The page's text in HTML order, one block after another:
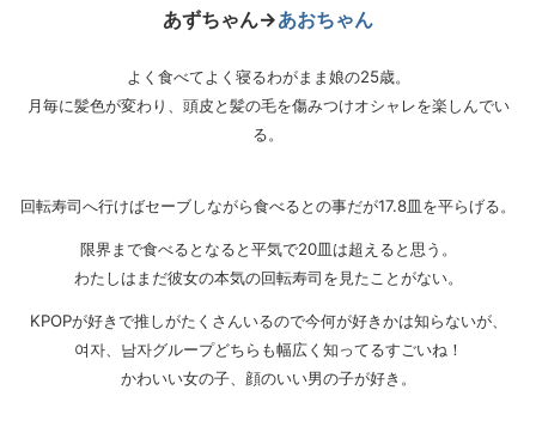
あずちゃん→あおちゃん
よく食べてよく寝るわがまま娘の25歳。
月毎に髪色が変わり、頭皮と髪の毛を傷みつけオシャレを楽しんでい
る。
回転寿司へ行けばセーブしながら食べるとの事だが17.8皿を平らげる。
限界まで食べるとなると平気で20皿は超えると思う。
わたしはまだ彼女の本気の回転寿司を見たことがない。
KPOPが好きで推しがたくさんいるので今何が好きかは知らないが、
여자、남자グループどちらも幅広く知ってるすごいね！
かわいい女の子、顔のいい男の子が好き。